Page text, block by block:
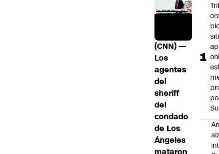
(CNN) —
Los
agentes
del
sheriff
del
condado
de Los
Ángeles